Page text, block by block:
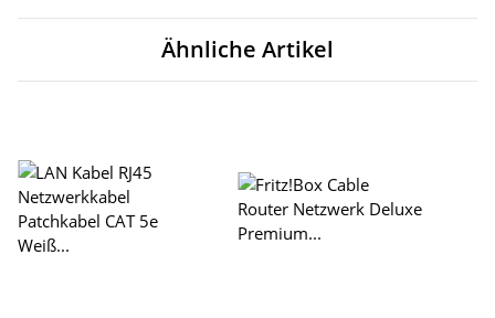
Ähnliche Artikel